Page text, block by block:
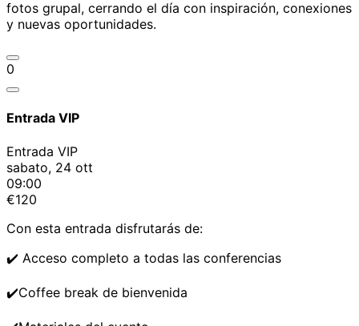
fotos grupal, cerrando el día con inspiración, conexiones
y nuevas oportunidades.
0
Entrada VIP
Entrada VIP
sabato, 24 ott
09:00
€120
Con esta entrada disfrutarás de:
✔️ Acceso completo a todas las conferencias
✔️Coffee break de bienvenida